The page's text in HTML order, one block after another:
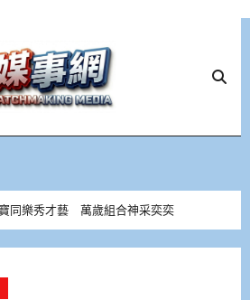
同樂秀才藝 萬歲組合神采奕奕